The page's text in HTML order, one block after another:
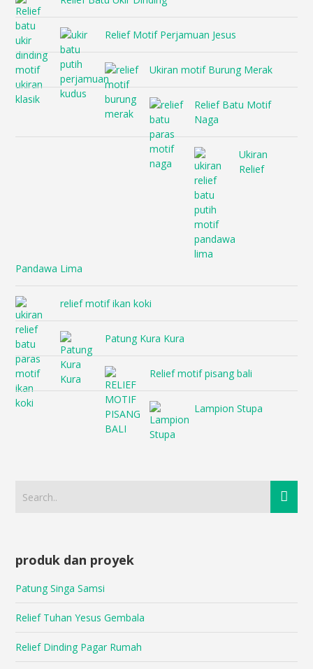
Relief Motif Perjamuan Jesus
Ukiran motif Burung Merak
Relief Batu Motif
Naga
Ukiran
Relief
Pandawa Lima
relief motif ikan koki
Patung Kura Kura
Relief motif pisang bali
Lampion Stupa
produk dan proyek
Patung Singa Samsi
Relief Tuhan Yesus Gembala
Relief Dinding Pagar Rumah